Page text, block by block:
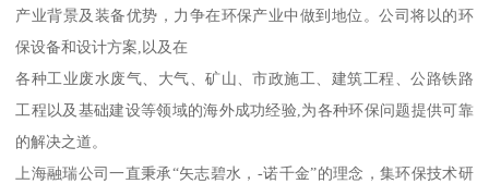
产业背景及装备优势，力争在环保产业中做到地位。公司将以的环
保设备和设计方案,以及在
各种工业废水废气、大气、矿山、市政施工、建筑工程、公路铁路
工程以及基础建设等领域的海外成功经验,为各种环保问题提供可靠
的解决之道。
上海融瑞公司一直秉承“矢志碧水，-诺千金”的理念，集环保技术研